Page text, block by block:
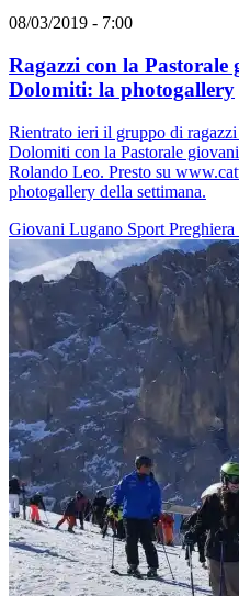
08/03/2019 - 7:00
Ragazzi con la
Dolomiti: la photogallery
Rientrato ieri il gruppo di
Dolomiti con la Pastorale
Rolando Leo. Presto su
photogallery della settimana.
Giovani Lugano Sport Preghiera